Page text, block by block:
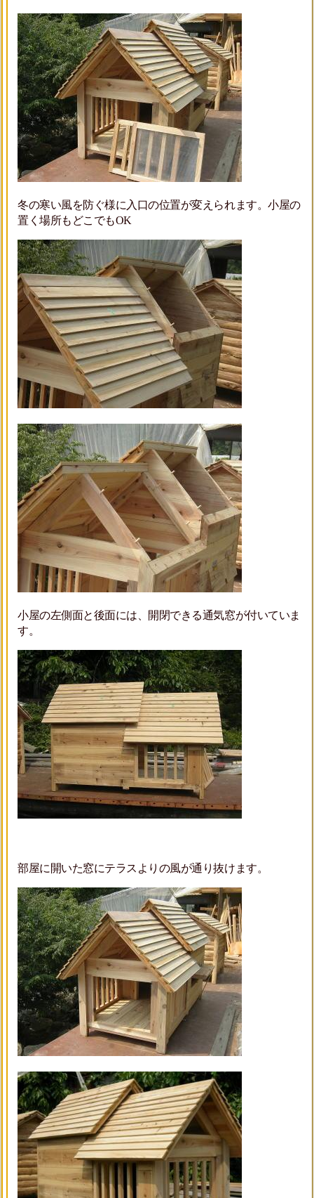
冬の寒い風を防ぐ様に入口の位置が変えられます。小屋の
置く場所もどこでもOK
小屋の左側面と後面には、開閉できる通気窓が付いていま
す。
部屋に開いた窓にテラスよりの風が通り抜けます。